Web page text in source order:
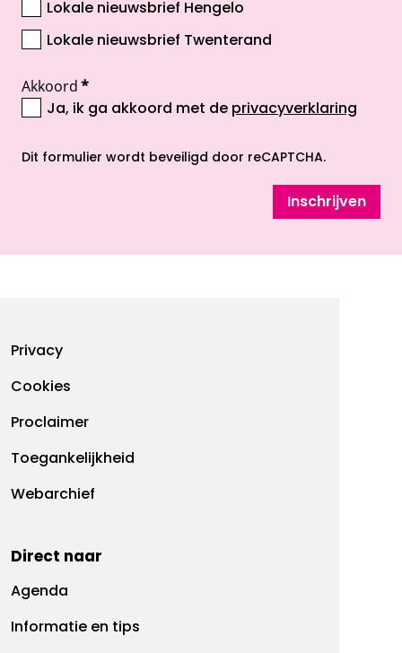
Lokale nieuwsbrief Hengelo
Lokale nieuwsbrief Twenterand
Akkoord*
Ja, ik ga akkoord met de privacyverklaring
Dit formulier wordt beveiligd door reCAPTCHA.
Inschrijven
Footermenu
Privacy
Cookies
Proclaimer
Toegankelijkheid
Webarchief
Direct naar
Agenda
Informatie en tips